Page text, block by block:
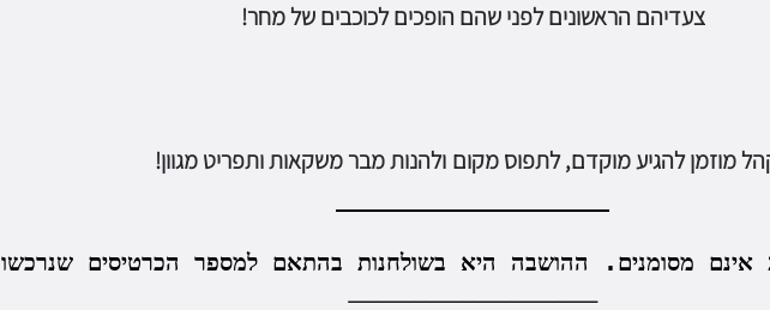
צעדיהם הראשונים לפני שהם הופכים לכוכבים של מחר!
מוזמן להגיע מוקדם, לתפוס מקום ולהנות מבר משקאות ותפריט מגוון!
אינם מסומנים. ההושבה היא בשולחנות בהתאם למספר הכרטיסים שנרכשו